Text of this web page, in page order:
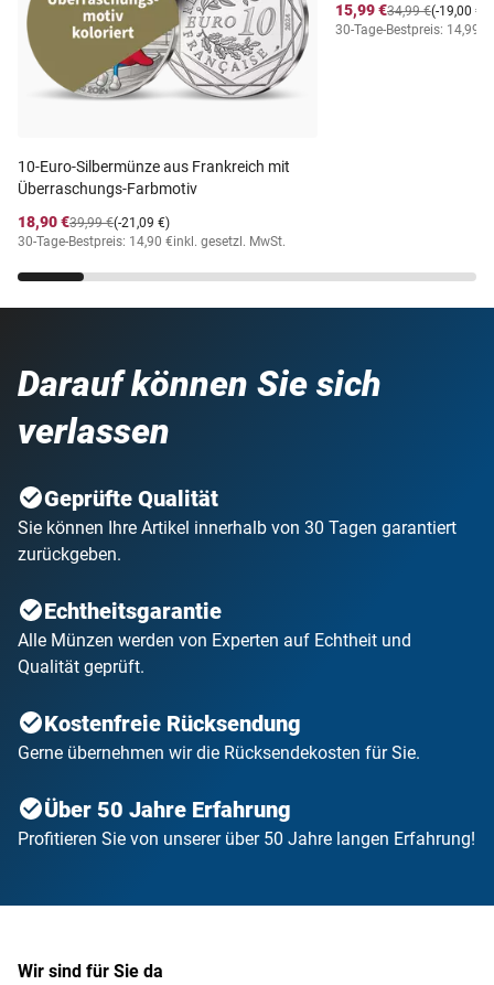
10-Euro-Silbermünze aus Frankreich mit
Überraschungs-Farbmotiv
18,90 €
(-21,09 €)
39,99 €
30-Tage-Bestpreis: 14,90 €inkl. gesetzl. MwSt.
15,99 € (-19,00 €)
34,99 €
30-Tage-Bestpreis: 14,99 €
Darauf können Sie sich
verlassen
Geprüfte Qualität
Sie können Ihre Artikel innerhalb von 30 Tagen garantiert
zurückgeben.
Echtheitsgarantie
Alle Münzen werden von Experten auf Echtheit und
Qualität geprüft.
Kostenfreie Rücksendung
Gerne übernehmen wir die Rücksendekosten für Sie.
Über 50 Jahre Erfahrung
Profitieren Sie von unserer über 50 Jahre langen Erfahrung!
Wir sind für Sie da